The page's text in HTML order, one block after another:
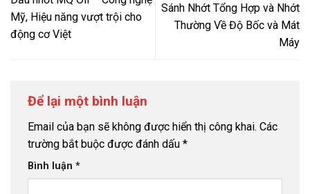
Mỹ, Hiệu năng vượt trội cho
động cơ Việt
Sánh Nhớt Tổng Hợp và Nhớt
Thường Về Độ Bốc và Mát
Máy
Để lại một bình luận
Email của bạn sẽ không được hiển thị công khai. Các
trường bắt buộc được đánh dấu *
Bình luận *